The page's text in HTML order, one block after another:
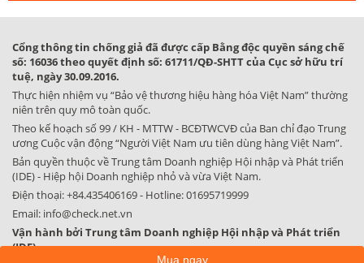
Cổng thông tin chống giả đã được cấp Bằng độc quyền sáng chế
số: 16036 theo quyết định số: 61711/QĐ-SHTT của Cục sở hữu trí
tuệ, ngày 30.09.2016.
Thực hiện nhiệm vụ “Bảo vệ thương hiệu hàng hóa Việt Nam” thường
niên trên quy mô toàn quốc.
Theo kế hoạch số 99 / KH - MTTW - BCĐTWCVĐ của Ban chỉ đạo Trung
ương Cuộc vận động “Người Việt Nam ưu tiên dùng hàng Việt Nam”.
Bản quyền thuộc về Trung tâm Doanh nghiệp Hội nhập và Phát triển
(IDE) - Hiệp hội Doanh nghiệp nhỏ và vừa Việt Nam.
Điện thoại:+84.435406169- Hotline:01695719999
Email: info@check.net.vn
Vận hành bởi Trung tâm Doanh nghiệp Hội nhập và Phát triển
(IDE)